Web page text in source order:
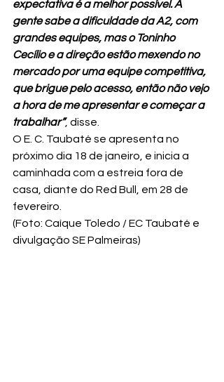
expectativa é a melhor possível. A
gente sabe a dificuldade da A2, com
grandes equipes, mas o Toninho
Cecílio e a direção estão mexendo no
mercado por uma equipe competitiva,
que brigue pelo acesso, então não vejo
a hora de me apresentar e começar a
trabalhar”, disse.
O E. C. Taubaté se apresenta no
próximo dia 18 de janeiro, e inicia a
caminhada com a estreia fora de
casa, diante do Red Bull, em 28 de
fevereiro.
(Foto: Caíque Toledo / EC Taubaté e
divulgação SE Palmeiras)